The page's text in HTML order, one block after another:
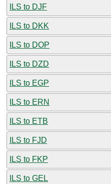
ILS to DJF
ILS to DKK
ILS to DOP
ILS to DZD
ILS to EGP
ILS to ERN
ILS to ETB
ILS to FJD
ILS to FKP
ILS to GEL